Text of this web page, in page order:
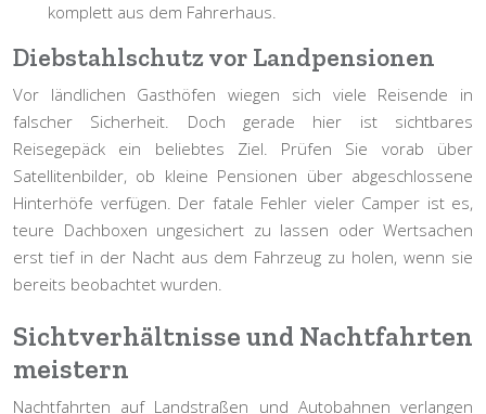
komplett aus dem Fahrerhaus.
Diebstahlschutz vor Landpensionen
Vor ländlichen Gasthöfen wiegen sich viele Reisende in
falscher Sicherheit. Doch gerade hier ist sichtbares
Reisegepäck ein beliebtes Ziel. Prüfen Sie vorab über
Satellitenbilder, ob kleine Pensionen über abgeschlossene
Hinterhöfe verfügen. Der fatale Fehler vieler Camper ist es,
teure Dachboxen ungesichert zu lassen oder Wertsachen
erst tief in der Nacht aus dem Fahrzeug zu holen, wenn sie
bereits beobachtet wurden.
Sichtverhältnisse und Nachtfahrten
meistern
Nachtfahrten auf Landstraßen und Autobahnen verlangen